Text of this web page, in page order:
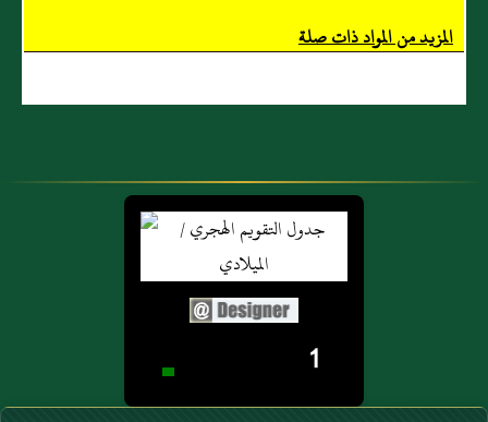
المزيد من المواد ذات صلة
1